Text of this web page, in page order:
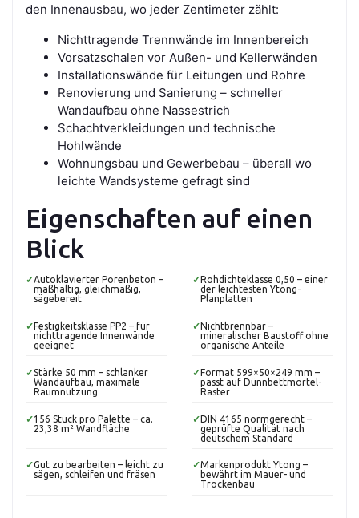
den Innenausbau, wo jeder Zentimeter zählt:
Nichttragende Trennwände im Innenbereich
Vorsatzschalen vor Außen- und Kellerwänden
Installationswände für Leitungen und Rohre
Renovierung und Sanierung – schneller
Wandaufbau ohne Nassestrich
Schachtverkleidungen und technische
Hohlwände
Wohnungsbau und Gewerbebau – überall wo
leichte Wandsysteme gefragt sind
Eigenschaften auf einen
Blick
✓Autoklavierter Porenbeton –
maßhaltig, gleichmäßig,
sägebereit
✓ Rohdichteklasse 0,50 – einer
der leichtesten Ytong-
Planplatten
✓Festigkeitsklasse PP2 – für
nichttragende Innenwände
geeignet
✓Nichtbrennbar –
mineralischer Baustoff ohne
organische Anteile
✓Stärke 50 mm – schlanker
Wandaufbau, maximale
Raumnutzung
✓Format 599×50×249 mm –
passt auf Dünnbettmörtel-
Raster
✓156 Stück pro Palette – ca.
23,38 m² Wandfläche
✓DIN 4165 normgerecht –
geprüfte Qualität nach
deutschem Standard
✓Gut zu bearbeiten – leicht zu
sägen, schleifen und fräsen
✓Markenprodukt Ytong –
bewährt im Mauer- und
Trockenbau